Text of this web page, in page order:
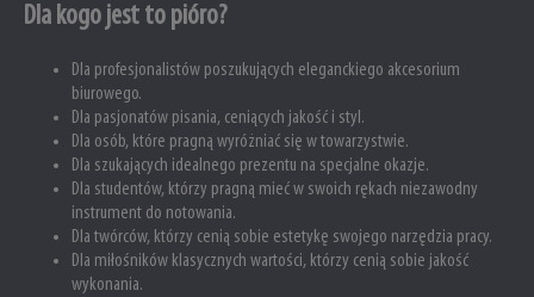
Dla kogo jest to pióro?
Dla profesjonalistów poszukujących eleganckiego akcesorium
biurowego.
Dla pasjonatów pisania, ceniących jakość i styl.
Dla osób, które pragną wyróżniać się w towarzystwie.
Dla szukających idealnego prezentu na specjalne okazje.
Dla studentów, którzy pragną mieć w swoich rękach niezawodny
instrument do notowania.
Dla twórców, którzy cenią sobie estetykę swojego narzędzia pracy.
Dla miłośników klasycznych wartości, którzy cenią sobie jakość
wykonania.